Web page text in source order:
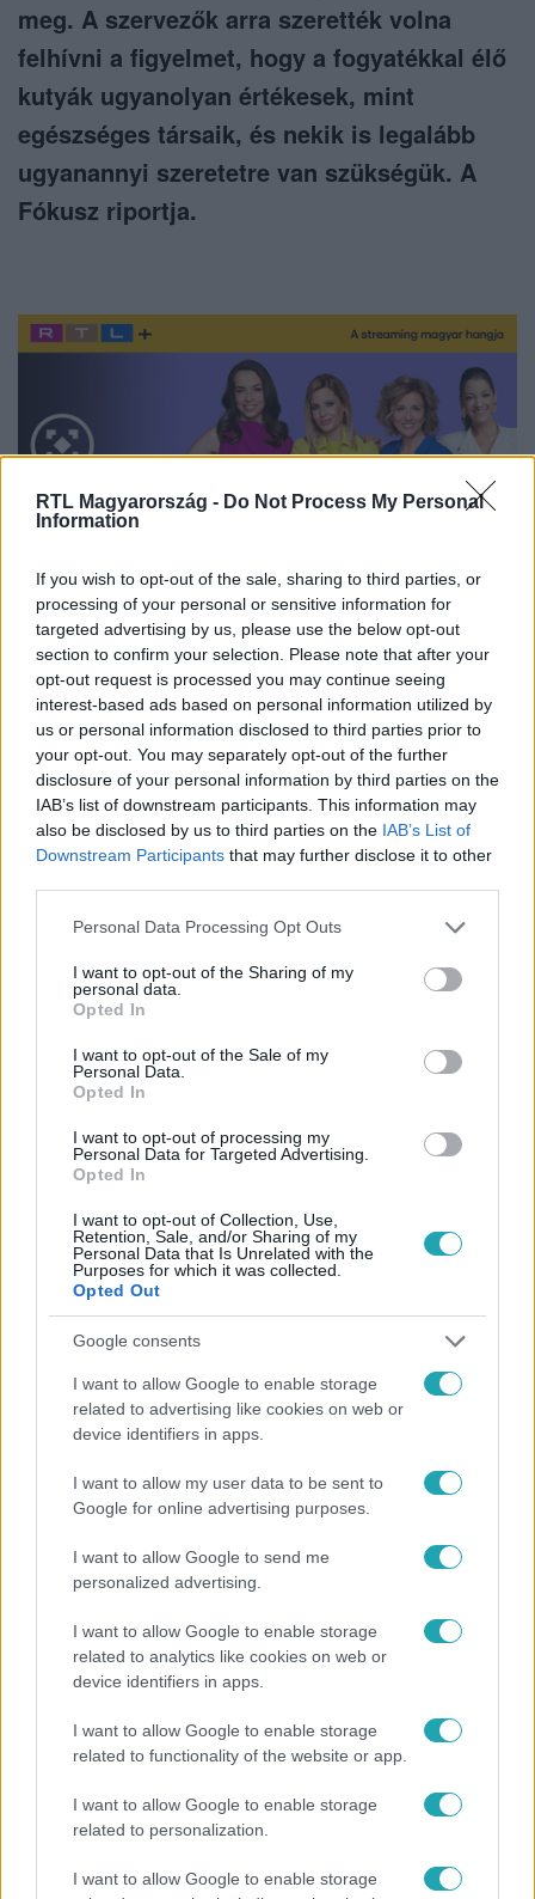
RTL Magyarország - Do Not Process My Personal
Information
If you wish to opt-out of the sale, sharing to third parties, or
processing of your personal or sensitive information for
targeted advertising by us, please use the below opt-out
section to confirm your selection. Please note that after your
opt-out request is processed you may continue seeing
interest-based ads based on personal information utilized by
us or personal information disclosed to third parties prior to
your opt-out. You may separately opt-out of the further
disclosure of your personal information by third parties on the
IAB’s list of downstream participants. This information may
also be disclosed by us to third parties on the IAB’s List of
Downstream Participants that may further disclose it to other
Please note that this website/app uses one or more Google
not limited to your visit or usage behaviour. You may click to
grant or deny consent to Google and its third-party tags to
use your data for below specified purposes in below Google
consent section.
Personal Data Processing Opt Outs
I want to opt-out of the Sharing of my
personal data.
Opted In
I want to opt-out of the Sale of my
Personal Data.
Opted In
I want to opt-out of processing my
Personal Data for Targeted Advertising.
Opted In
I want to opt-out of Collection, Use,
Retention, Sale, and/or Sharing of my
Personal Data that Is Unrelated with the
Purposes for which it was collected.
Opted Out
Google consents
I want to allow Google to enable storage
related to advertising like cookies on web or
device identifiers in apps.
I want to allow my user data to be sent to
Google for online advertising purposes.
I want to allow Google to send me
personalized advertising.
I want to allow Google to enable storage
related to analytics like cookies on web or
device identifiers in apps.
I want to allow Google to enable storage
related to functionality of the website or app.
I want to allow Google to enable storage
related to personalization.
I want to allow Google to enable storage
meg. A szervezők arra szerették volna
felhívni a figyelmet, hogy a fogyatékkal élő
kutyák ugyanolyan értékesek, mint
egészséges társaik, és nekik is legalább
ugyanannyi szeretetre van szükségük. A
Fókusz riportja.
Nézd vissza a Fókusz adásait az RTL+-on!
Itt állítsd be, hogy az RTL.hu az elsők között
legyen a Google-találatokban!
Kövess minket, és értesülj a friss hírekről a
Facebookon is!
Követem
ÖRÖKBEFOGADOTT KUTYA
Népszerű